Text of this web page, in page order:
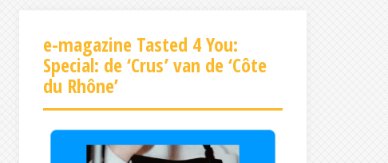
e-magazine Tasted 4 You:
Special: de ‘Crus’ van de ‘Côte
du Rhône’